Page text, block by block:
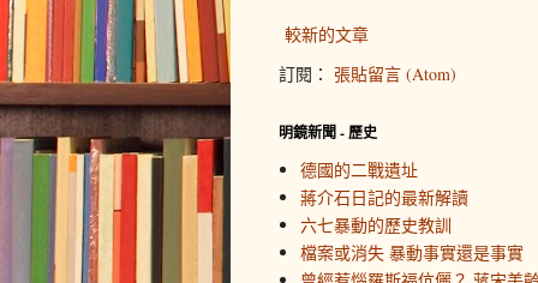
較新的文章
訂閱： 張貼留言 (Atom)
明鏡新聞 - 歷史
德國的二戰遺址
蔣介石日記的最新解讀
六七暴動的歷史教訓
檔案或消失 暴動事實還是事實